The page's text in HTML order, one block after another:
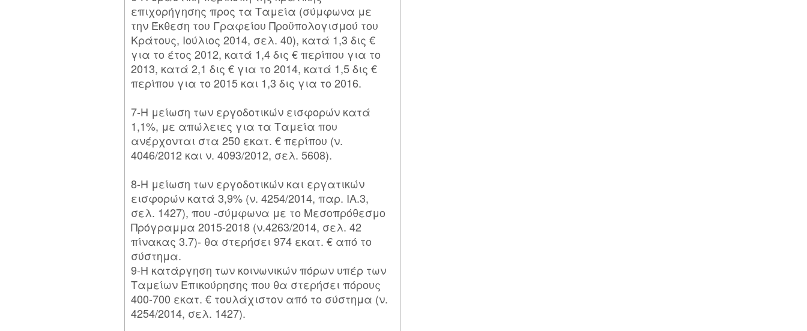
επιχορήγησης προς τα Ταμεία (σύμφωνα με
την Έκθεση του Γραφείου Προϋπολογισμού του
Κράτους, Ιούλιος 2014, σελ. 40), κατά 1,3 δις €
για το έτος 2012, κατά 1,4 δις € περίπου για το
2013, κατά 2,1 δις € για το 2014, κατά 1,5 δις €
περίπου για το 2015 και 1,3 δις για το 2016.
7-Η μείωση των εργοδοτικών εισφορών κατά
1,1%, με απώλειες για τα Ταμεία που
ανέρχονται στα 250 εκατ. € περίπου (ν.
4046/2012 και ν. 4093/2012, σελ. 5608).
8-Η μείωση των εργοδοτικών και εργατικών
εισφορών κατά 3,9% (ν. 4254/2014, παρ. ΙΑ.3,
σελ. 1427), που -σύμφωνα με το Μεσοπρόθεσμο
Πρόγραμμα 2015-2018 (ν.4263/2014, σελ. 42
πίνακας 3.7)- θα στερήσει 974 εκατ. € από το
σύστημα.
9-Η κατάργηση των κοινωνικών πόρων υπέρ των
Ταμείων Επικούρησης που θα στερήσει πόρους
400-700 εκατ. € τουλάχιστον από το σύστημα (ν.
4254/2014, σελ. 1427).